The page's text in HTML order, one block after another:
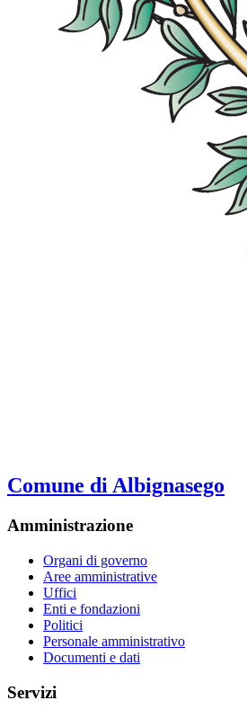
Comune di Albignasego
Amministrazione
Organi di governo
Aree amministrative
Uffici
Enti e fondazioni
Politici
Personale amministrativo
Documenti e dati
Servizi